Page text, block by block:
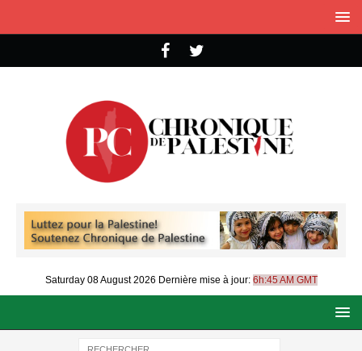
Saturday 08 August 2026 Dernière mise à jour: 6h:45 AM GMT